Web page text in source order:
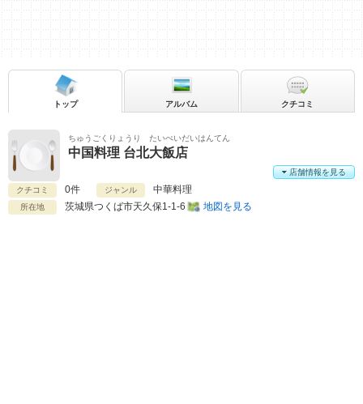
ちゅうごくりょうり たいぺいだいはんてん
中国料理 台北大飯店
クチコミ 0件 ジャンル 中華料理
所在地 茨城県つくば市天久保1-1-6 地図を見る
店舗情報を見る
トップ アルバム クチコミ